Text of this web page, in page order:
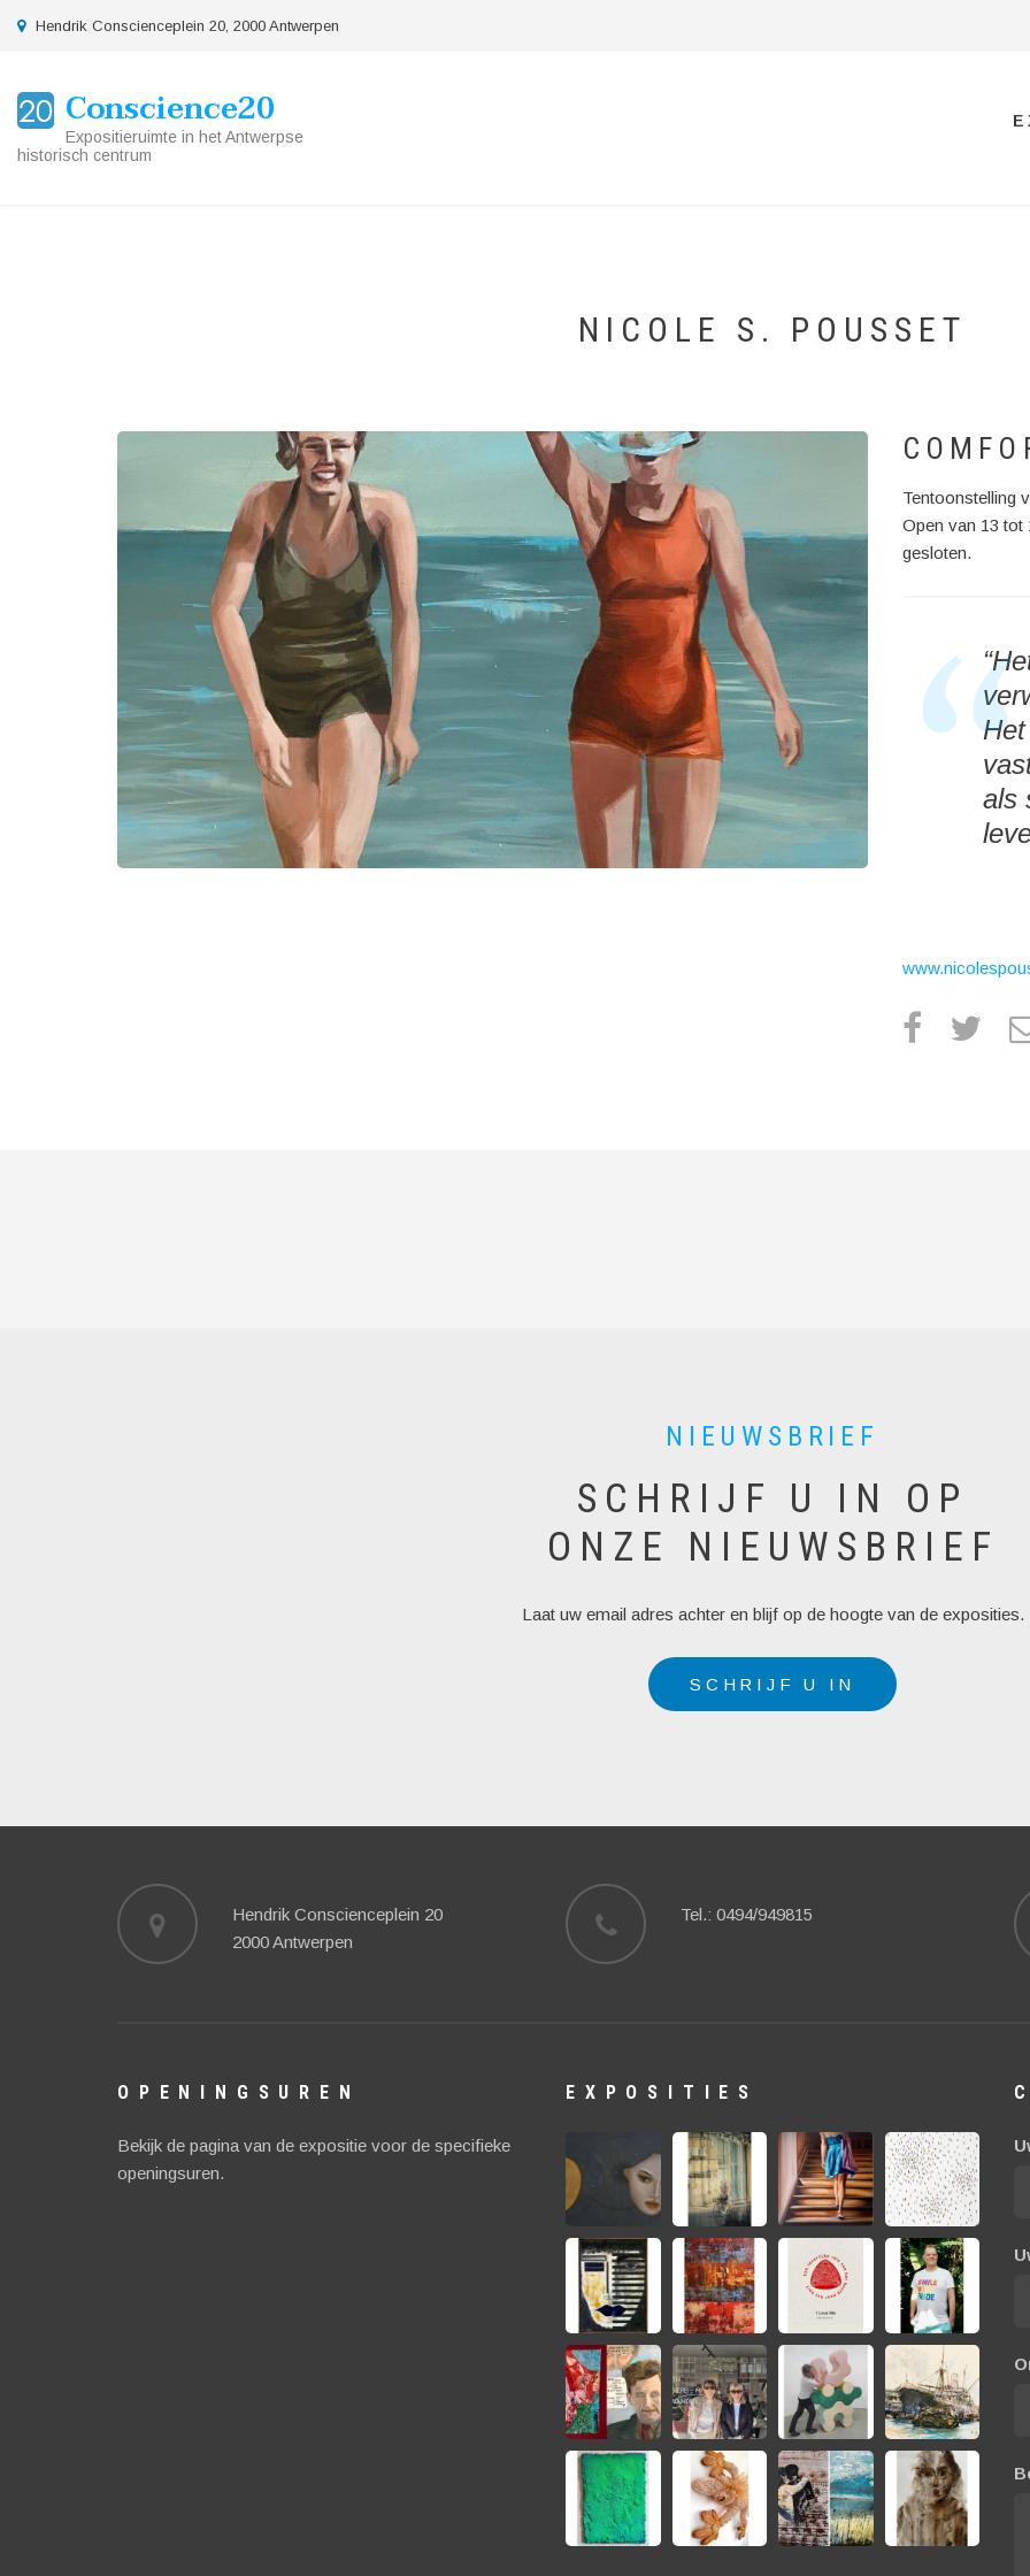
de
inhoud
gaan
location
Hendrik Conscienceplein 20, 2000 Antwerpen
Conscience20
Expositieruimte in het Antwerpse
historisch centrum
NICOLE S. POUSSET
Tentoonstelling
Open van 13 tot
gesloten.
als
NIEUWSBRIEF
SCHRIJF U IN OP
ONZE NIEUWSBRIEF
Laat uw email adres achter en blijf op de hoogte van de exposities.
SCHRIJF U IN
Hendrik Conscienceplein 20
2000 Antwerpen
Tel.: 0494/949815
OPENINGSUREN
Bekijk de pagina van de expositie voor de specifieke
openingsuren.
EXPOSITIES